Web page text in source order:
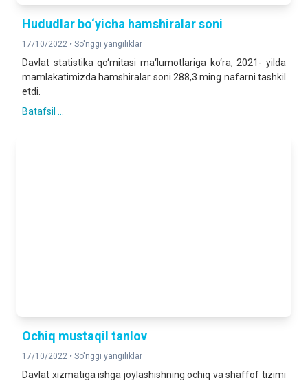
Hududlar bo‘yicha hamshiralar soni
17/10/2022 • So'nggi yangiliklar
Davlat statistika qo‘mitasi ma‘lumotlariga ko‘ra, 2021- yilda
mamlakatimizda hamshiralar soni 288,3 ming nafarni tashkil
etdi.
Batafsil ...
Ochiq mustaqil tanlov
17/10/2022 • So'nggi yangiliklar
Davlat xizmatiga ishga joylashishning ochiq va shaffof tizimi